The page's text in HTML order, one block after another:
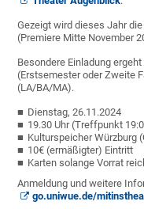
Gezeigt wird dieses Jahr
(Premiere Mitte November
Besondere Einladung
(Erstsemester oder Zweite
(LA/BA/MA).
Dienstag, 26.11.2024
19.30 Uhr (Treffpunkt
Kulturspeicher Würzburg
10€ (ermäßigter) Eintritt
Karten solange Vorrat
Anmeldung und weitere
go.uniwue.de/